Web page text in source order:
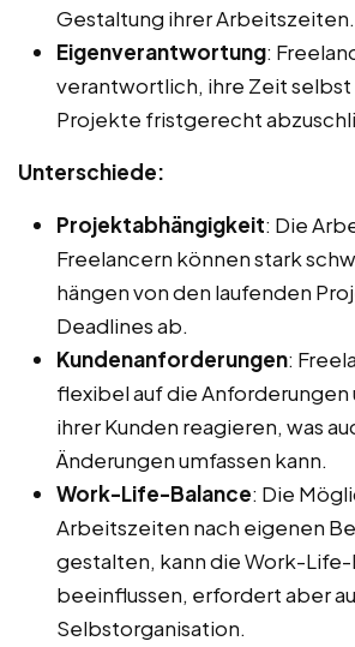
Gestaltung ihrer Arbeitszeiten.
Eigenverantwortung:
verantwortlich, ihre Zeit selbst
Projekte fristgerecht
Unterschiede:
Projektabhängigkeit: Die
Freelancern können stark
hängen von den laufenden
Deadlines ab.
Kundenanforderungen:
flexibel auf die Anforderungen
ihrer Kunden reagieren, was
Änderungen umfassen kann.
Work-Life-Balance: Die
Arbeitszeiten nach eigenen
gestalten, kann die Work-
beeinflussen, erfordert aber
Selbstorganisation.